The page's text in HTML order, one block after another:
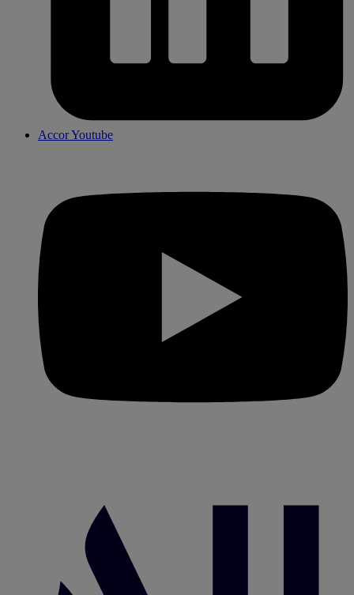
Accor Youtube